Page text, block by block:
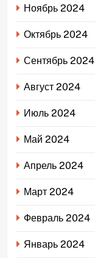
Ноябрь 2024
Октябрь 2024
Сентябрь 2024
Август 2024
Июль 2024
Май 2024
Апрель 2024
Март 2024
Февраль 2024
Январь 2024